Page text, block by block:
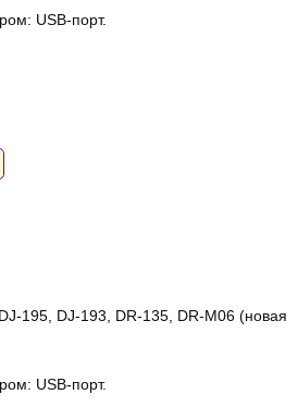
USB-порт.
195, DJ-193, DR-135, DR-M06 (новая
USB-порт.